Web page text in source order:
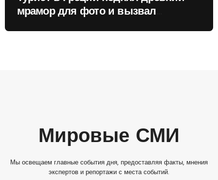
мрамор для фото и вызвал
Мировые СМИ
Мы освещаем главные события дня, предоставляя факты, мнения
экспертов и репортажи с места событий.